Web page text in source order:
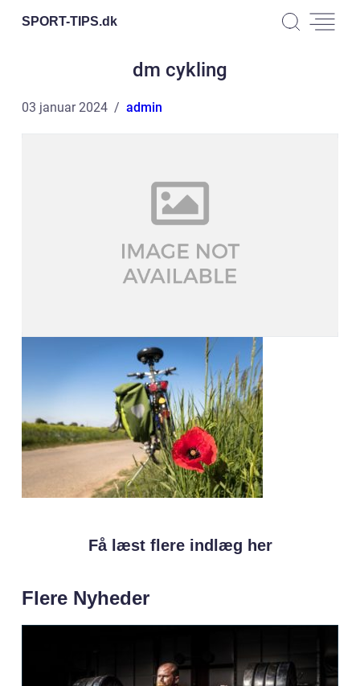
SPORT-TIPS.dk
dm cykling
03 januar 2024 admin
Få læst flere indlæg her
Flere Nyheder